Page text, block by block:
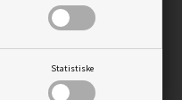
Statistiske